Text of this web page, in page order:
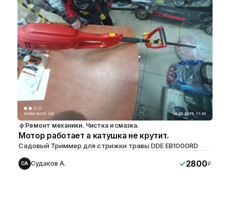
Ремонт механики. Чистка и смазка.
Мотор работает а катушка не крутит.
Садовый Триммер для стрижки травы DDE EB1000RD
СА Судаков А. 2800₽